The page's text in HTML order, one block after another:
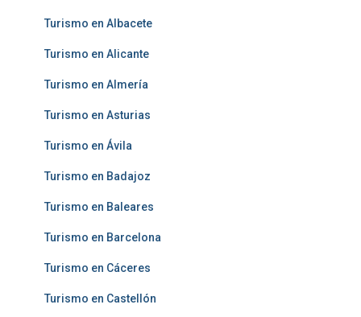
Turismo en Albacete
Turismo en Alicante
Turismo en Almería
Turismo en Asturias
Turismo en Ávila
Turismo en Badajoz
Turismo en Baleares
Turismo en Barcelona
Turismo en Cáceres
Turismo en Castellón